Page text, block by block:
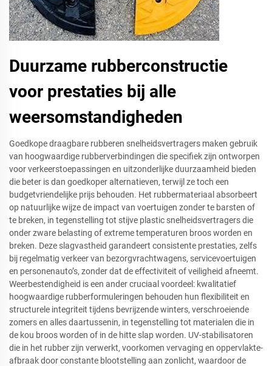
Duurzame rubberconstructie
voor prestaties bij alle
weersomstandigheden
Goedkope draagbare rubberen snelheidsvertragers maken gebruik
van hoogwaardige rubberverbindingen die specifiek zijn ontworpen
voor verkeerstoepassingen en uitzonderlijke duurzaamheid bieden
die beter is dan goedkoper alternatieven, terwijl ze toch een
budgetvriendelijke prijs behouden. Het rubbermateriaal absorbeert
op natuurlijke wijze de impact van voertuigen zonder te barsten of
te breken, in tegenstelling tot stijve plastic snelheidsvertragers die
onder zware belasting of extreme temperaturen broos worden en
breken. Deze slagvastheid garandeert consistente prestaties, zelfs
bij regelmatig verkeer van bezorgvrachtwagens, servicevoertuigen
en personenauto’s, zonder dat de effectiviteit of veiligheid afneemt.
Weerbestendigheid is een ander cruciaal voordeel: kwalitatief
hoogwaardige rubberformuleringen behouden hun flexibiliteit en
structurele integriteit tijdens bevrijzende winters, verschroeiende
zomers en alles daartussenin, in tegenstelling tot materialen die in
de kou broos worden of in de hitte slap worden. UV-stabilisatoren
die in het rubber zijn verwerkt, voorkomen vervaging en oppervlakte-
afbraak door constante blootstelling aan zonlicht, waardoor de